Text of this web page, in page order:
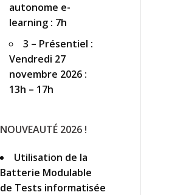
autonome e-
learning : 7h
3 – Présentiel :
Vendredi 27
novembre 2026 :
13h – 17h
NOUVEAUTÉ 2026 !
Utilisation de la
Batterie Modulable
de Tests informatisée